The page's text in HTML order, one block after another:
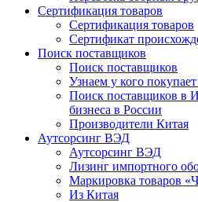
Сертификация товаров
Сертификация товаров
Сертификат
Поиск поставщиков
Поиск поставщиков
Узнаем у кого
Поиск поставщиков в
бизнеса в России
Производители Китая
Аутсорсинг ВЭД
Аутсорсинг ВЭД
Лизинг импортного
Маркировка товаров
Из Китая